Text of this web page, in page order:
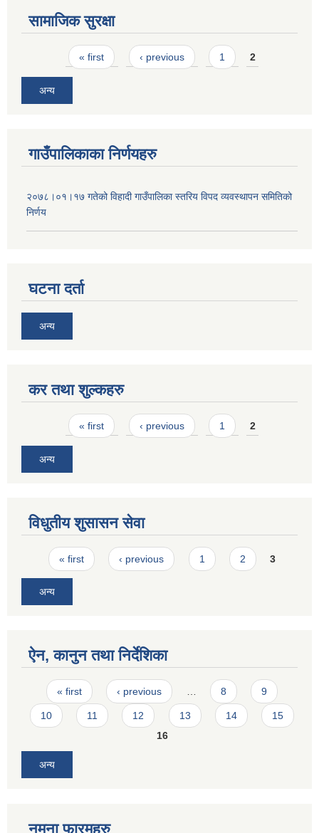
सामाजिक सुरक्षा
Pages« first ‹ previous 1 2
अन्य
गाउँपालिकाका निर्णयहरु
२०७८।०१।१७ गतेको विहादी गाउँपालिका स्तरिय विपद व्यवस्थापन समितिको
निर्णय
घटना दर्ता
अन्य
कर तथा शुल्कहरु
Pages« first ‹ previous 1 2
अन्य
विधुतीय शुसासन सेवा
Pages
« first ‹ previous 1 2 3
अन्य
ऐन, कानुन तथा निर्देशिका
Pages
« first ‹ previous … 8 9
10 11 12 13 14
15
16
अन्य
नमुना फारमहरु